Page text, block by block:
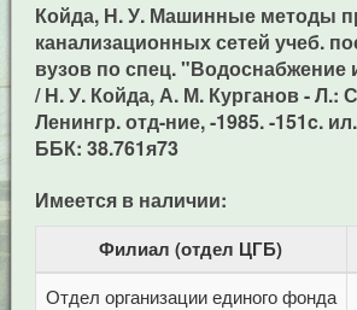
Койда, Н. У. Машинные методы
канализационных сетей учеб.
вузов по спец. "Водоснабжение
/ Н. У. Койда, А. М. Курганов - Л.:
Ленингр. отд-ние, -1985. -151c. ил.
ББК: 38.761я73
Имеется в наличии:
Филиал (отдел ЦГБ)
Отдел организации единого фонда